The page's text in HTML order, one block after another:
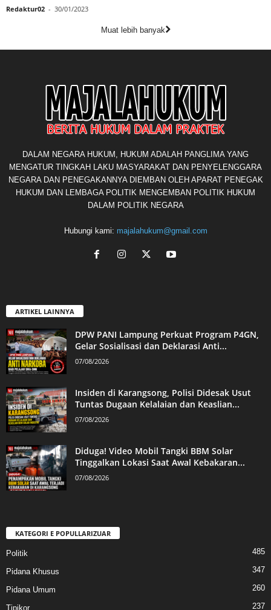
Redaktur02 - 30/01/2023
Muat lebih banyak
DALAM NEGARA HUKUM, HUKUM ADALAH PANGLIMA YANG
MENGATUR TINGKAH LAKU MASYARAKAT DAN PENYELENGGARA
NEGARA DAN PENEGAKANNYA DIEMBAN OLEH APARAT PENEGAK
HUKUM DAN LEMBAGA POLITIK MENGEMBAN POLITIK HUKUM
DALAM POLITIK NEGARA
Hubungi kami: majalahukum@gmail.com
ARTIKEL LAINNYA
DPW PANI Lampung Perkuat Program P4GN,
Gelar Sosialisasi dan Deklarasi Anti...
07/08/2026
Insiden di Karangsong, Polisi Didesak Usut
Tuntas Dugaan Kelalaian dan Keaslian...
07/08/2026
Diduga! Video Mobil Tangki BBM Solar
Tinggalkan Lokasi Saat Awal Kebakaran...
07/08/2026
KATEGORI E POPULLARIZUAR
Politik 485
Pidana Khusus 347
Pidana Umum 260
Tipikor 237